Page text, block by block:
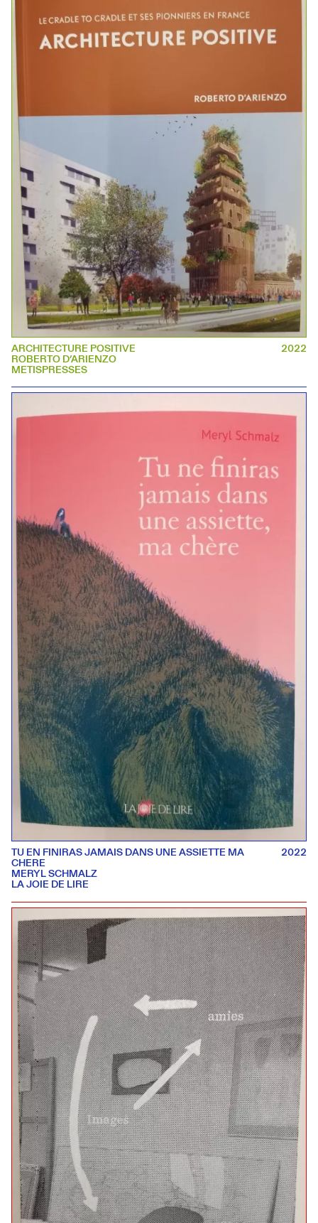
ARCHITECTURE POSITIVE
ROBERTO D’ARIENZO
METISPRESSES
2022
TU EN FINIRAS JAMAIS DANS UNE ASSIETTE MA
CHERE
MERYL SCHMALZ
LA JOIE DE LIRE
2022